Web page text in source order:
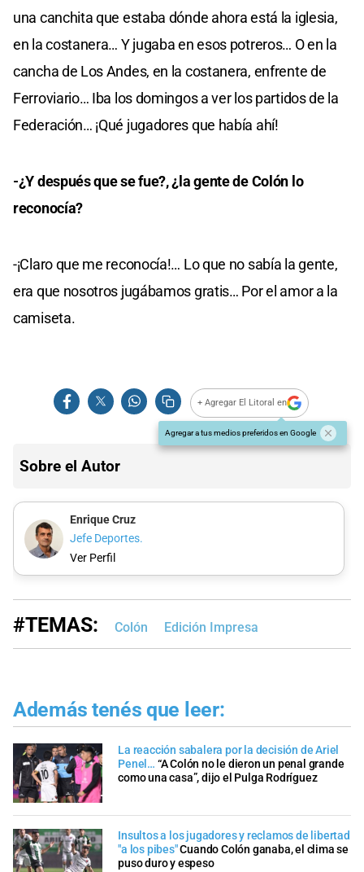
una canchita que estaba dónde ahora está la iglesia,
en la costanera… Y jugaba en esos potreros… O en la
cancha de Los Andes, en la costanera, enfrente de
Ferroviario… Iba los domingos a ver los partidos de la
Federación… ¡Qué jugadores que había ahí!
-¿Y después que se fue?, ¿la gente de Colón lo
reconocía?
-¡Claro que me reconocía!… Lo que no sabía la gente,
era que nosotros jugábamos gratis… Por el amor a la
camiseta.
+ Agregar El Litoral en
Agregar a tus medios preferidos en Google
Sobre el Autor
Enrique Cruz
Jefe Deportes.
Ver Perfil
#TEMAS: Colón Edición Impresa
Además tenés que leer:
La reacción sabalera por la decisión de Ariel
Penel… “A Colón no le dieron un penal grande
como una casa”, dijo el Pulga Rodríguez
Insultos a los jugadores y reclamos de libertad
"a los pibes"Cuando Colón ganaba, el clima se
puso duro y espeso